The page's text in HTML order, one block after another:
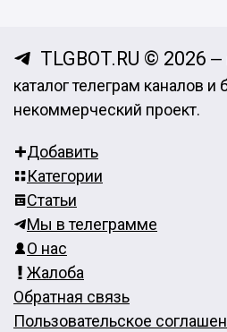
TLGBOT.RU © 2026 —
каталог телеграм каналов и
некоммерческий проект.
Добавить
Категории
Статьи
Мы в телеграмме
О нас
Жалоба
Обратная связь
Пользовательское